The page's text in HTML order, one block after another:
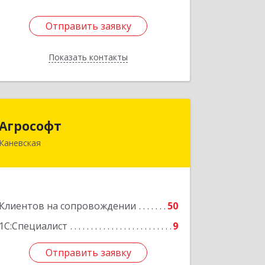
Отправить заявку
Показать контакты
Отправить заявку
Назад
Каневская
Клиентов на сопровождении
50
1С:Специалист
9
Отправить заявку
Подробнее
Отправить заявку